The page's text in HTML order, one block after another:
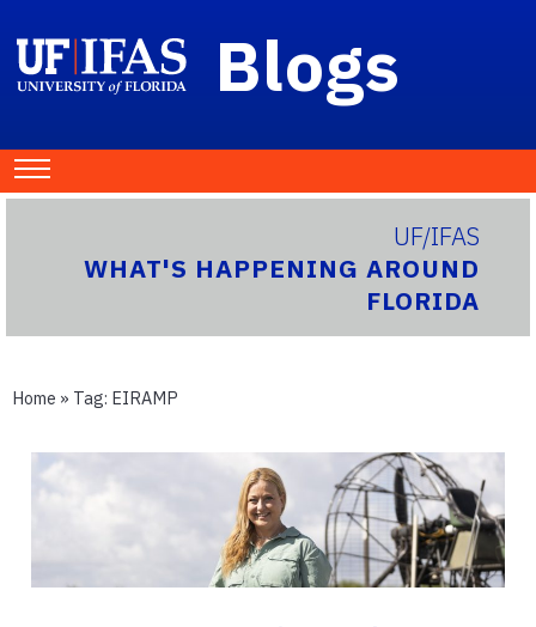
Blogs
UF/IFAS
WHAT'S HAPPENING AROUND
FLORIDA
Home » Tag: EIRAMP